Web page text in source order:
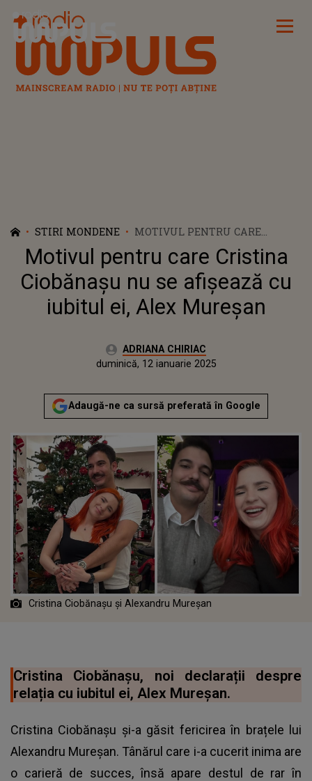
Radio Impuls
STIRI MONDENE
MOTIVUL PENTRU CARE
CRISTINA CIOBĂNAȘU NU SE
AFIȘEAZĂ CU IUBITUL EI, ALEX
MUREȘAN
Motivul pentru care Cristina
Ciobănașu nu se afișează cu
iubitul ei, Alex Mureșan
Autor:ADRIANA CHIRIAC
Publicat:
duminică, 12 ianuarie 2025
Adaugă-ne ca sursă preferată în Google
Cristina Ciobănașu și Alexandru Mureșan
Cristina Ciobănașu, noi declarații despre
relația cu iubitul ei, Alex Mureșan.
Cristina Ciobănașu și-a găsit fericirea în brațele lui
Alexandru Mureșan. Tânărul care i-a cucerit inima are
o carieră de succes, însă apare destul de rar în